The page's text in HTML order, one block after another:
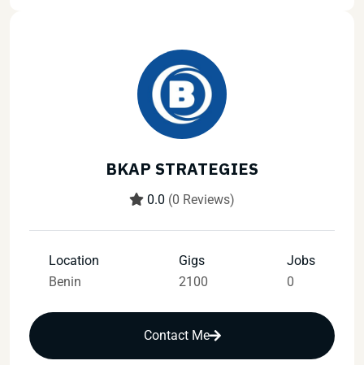
BKAP STRATEGIES
0.0 (0 Reviews)
Location
Benin
Gigs
2100
Jobs
0
Contact Me